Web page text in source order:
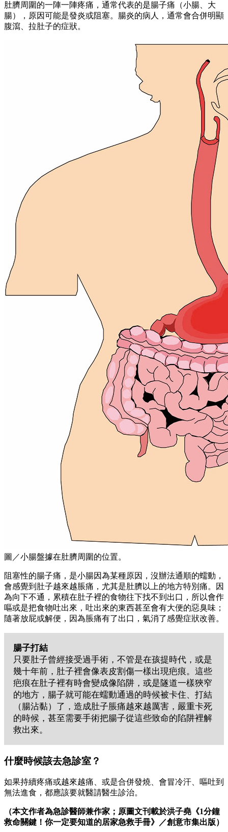
肚臍周圍的一陣一陣疼痛，通常代表的是腸子痛（小腸、大
腸），原因可能是發炎或阻塞。腸炎的病人，通常會合併明顯
腹瀉、拉肚子的症狀。
圖／小腸盤據在肚臍周圍的位置。
阻塞性的腸子痛，是小腸因為某種原因，沒辦法通順的蠕動，
會感覺到肚子越來越脹痛，尤其是肚臍以上的地方特別痛。因
為向下不通，累積在肚子裡的食物往下找不到出口，所以會作
嘔或是把食物吐出來，吐出來的東西甚至會有大便的惡臭味；
隨著放屁或解便，因為脹痛有了出口，氣消了感覺症狀改善。
腸子打結
只要肚子曾經接受過手術，不管是在孩提時代，或是
幾十年前，肚子裡會像表皮割傷一樣出現疤痕。這些
疤痕在肚子裡有時會變成像陷阱，或是隧道一樣狹窄
的地方，腸子就可能在蠕動通過的時候被卡住、打結
（腸沾黏）了，造成肚子脹痛越來越厲害，嚴重卡死
的時候，甚至需要手術把腸子從這些致命的陷阱裡解
救出來。
什麼時候該去急診室？
如果持續疼痛或越來越痛、或是合併發燒、會冒冷汗、嘔吐到
無法進食，都應該要就醫請醫生診治。
（本文作者為急診醫師兼作家；原圖文刊載於洪子堯《1分鐘
救命關鍵！你一定要知道的居家急救手冊》／創意市集出版）